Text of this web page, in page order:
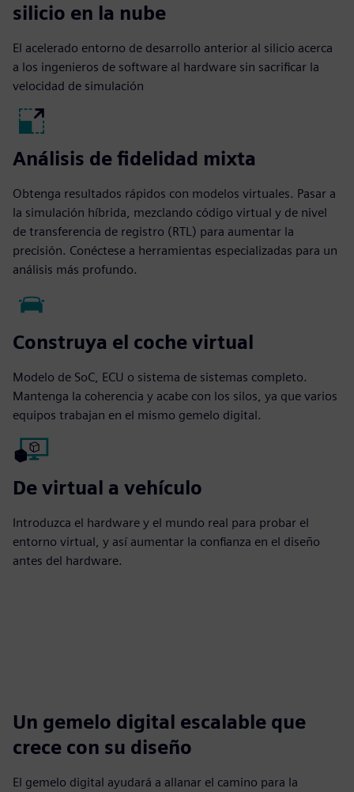
silicio en la nube
El acelerado entorno de desarrollo anterior al silicio acerca
a los ingenieros de software al hardware sin sacrificar la
velocidad de simulación
Análisis de fidelidad mixta
Obtenga resultados rápidos con modelos virtuales. Pasar a
la simulación híbrida, mezclando código virtual y de nivel
de transferencia de registro (RTL) para aumentar la
precisión. Conéctese a herramientas especializadas para un
análisis más profundo.
Construya el coche virtual
Modelo de SoC, ECU o sistema de sistemas completo.
Mantenga la coherencia y acabe con los silos, ya que varios
equipos trabajan en el mismo gemelo digital.
De virtual a vehículo
Introduzca el hardware y el mundo real para probar el
entorno virtual, y así aumentar la confianza en el diseño
antes del hardware.
Un gemelo digital escalable que
crece con su diseño
El gemelo digital ayudará a allanar el camino para la